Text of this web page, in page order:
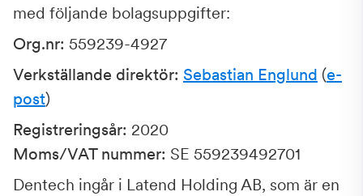
med följande bolagsuppgifter:
Org.nr: 559239-4927
Verkställande direktör: Sebastian Englund (e-
post)
Registreringsår: 2020
Moms/VAT nummer: SE 559239492701
Dentech ingår i Latend Holding AB, som är en